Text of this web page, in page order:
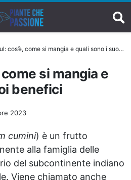
cos’è, come si mangia e quali sono i suoi benefici
si mangia e
benefici
2023
cumini) è un frutto
alla famiglia delle
del subcontinente indiano
Viene chiamato anche